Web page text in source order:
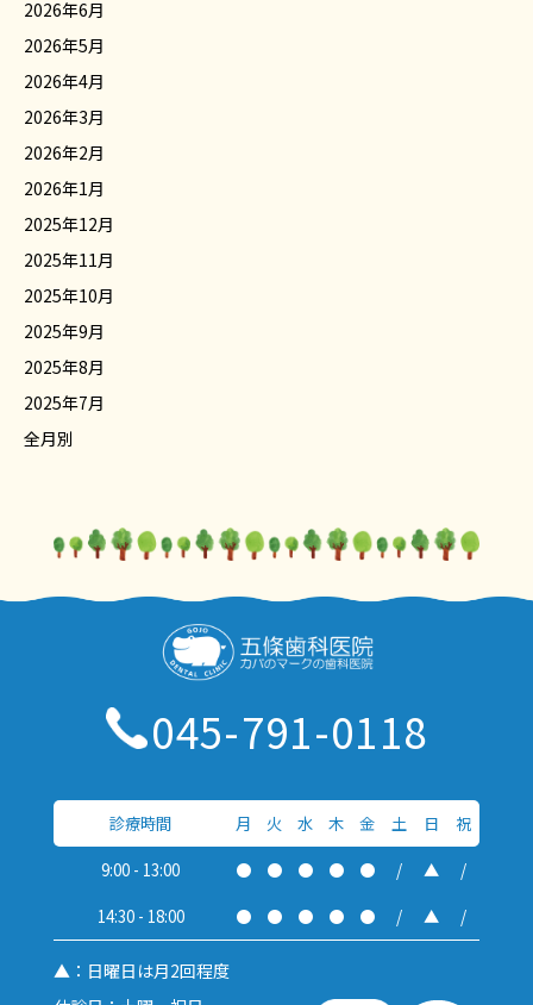
2026年6月
2026年5月
2026年4月
2026年3月
2026年2月
2026年1月
2025年12月
2025年11月
2025年10月
2025年9月
2025年8月
2025年7月
全月別
045-791-0118
診療時間 月 火 水 木 金 土 日 祝
9:00 - 13:00 ● ● ● ● ● / ▲ /
14:30 - 18:00 ● ● ● ● ● / ▲ /
▲：日曜日は月2回程度